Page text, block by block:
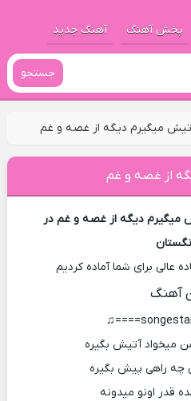
پخش آهنگ آهنگ جدید
جستجو
میگیرم دیگه از غصه و غم
از غصه و غم
میگیرم دیگه از غصه و غم در
عالی برای شما آماده کردیم
آهنگ
میخواد آتیش بگیره
چه راهی پیش بگیره
قدر اونو میدونه